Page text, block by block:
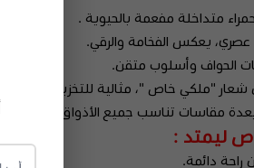
متداخلة مفعمة بالحيوية .
يعكس الفخامة والرقي.
الحواف وأسلوب متقن.
"ملكي خاص "، مثالية للتخزين أو الإهداء.
مقاسات تناسب جميع الأذواق
ليمتد :
دائمة.